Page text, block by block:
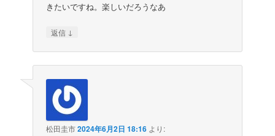
きたいですね。楽しいだろうなあ
返信 ↓
松田圭市2024年6月2日 18:16 より: